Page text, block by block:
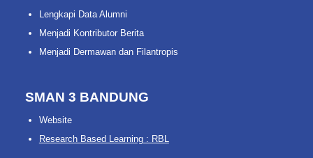
Lengkapi Data Alumni
Menjadi Kontributor Berita
Menjadi Dermawan dan Filantropis
SMAN 3 BANDUNG
Website
Research Based Learning : RBL